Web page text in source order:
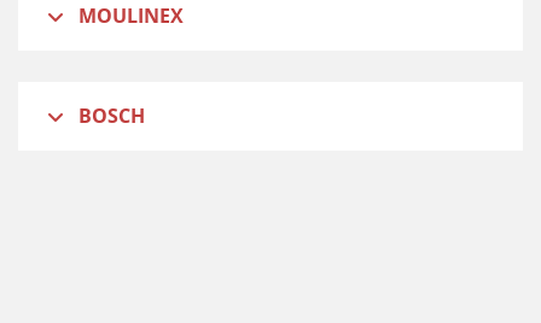
MOULINEX
BOSCH